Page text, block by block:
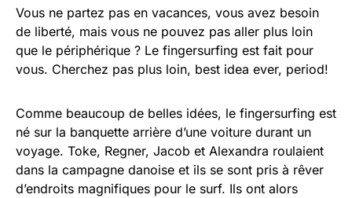
Vous ne partez pas en vacances, vous avez besoin
de liberté, mais vous ne pouvez pas aller plus loin
que le périphérique ? Le fingersurfing est fait pour
vous. Cherchez pas plus loin, best idea ever, period!
Comme beaucoup de belles idées, le fingersurfing est
né sur la banquette arrière d’une voiture durant un
voyage. Toke, Regner, Jacob et Alexandra roulaient
dans la campagne danoise et ils se sont pris à rêver
d’endroits magnifiques pour le surf. Ils ont alors